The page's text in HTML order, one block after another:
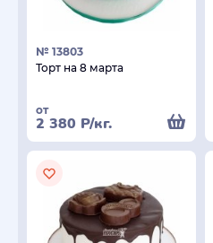
№ 13803
Торт на 8 марта
от
2 380 Р/кг.